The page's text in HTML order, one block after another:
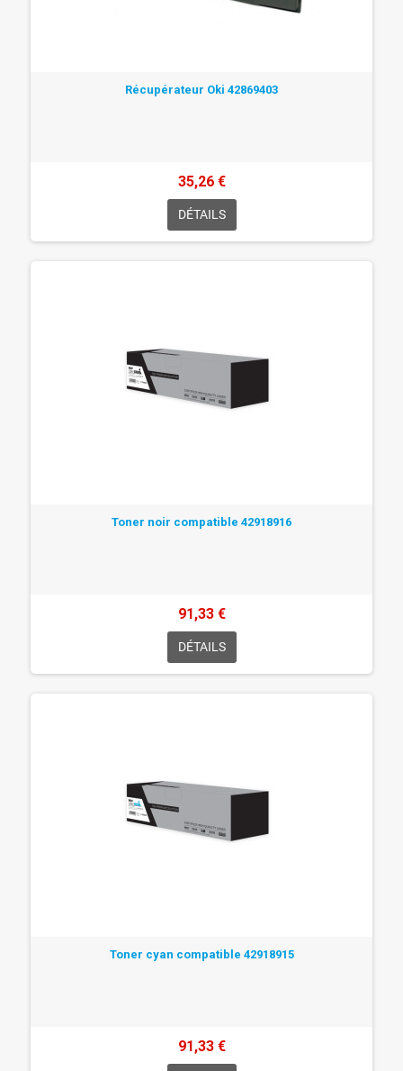
Récupérateur Oki 42869403
35,26 €
DÉTAILS
Toner noir compatible 42918916
91,33 €
DÉTAILS
Toner cyan compatible 42918915
91,33 €